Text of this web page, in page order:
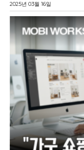
2025년 03월 16일